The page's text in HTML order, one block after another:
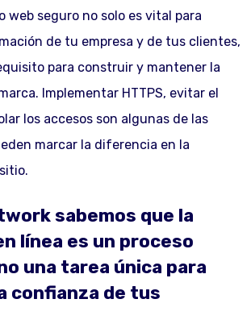
web seguro no solo es vital para
de tu empresa y de tus clientes,
para construir y mantener la
Implementar HTTPS, evitar el
los accesos son algunas de las
marcar la diferencia en la
sabemos que la
línea es un proceso
una tarea única para
confianza de tus